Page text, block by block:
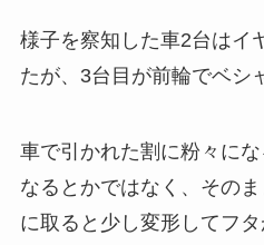
様子を察知した車2台はイ
たが、3台目が前輪でベシ
車で引かれた割に粉々に
なるとかではなく、その
に取ると少し変形してフ